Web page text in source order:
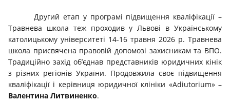
Другий етап у програмі підвищення кваліфікації –
Травнева школа теж проходив у Львові в Українському
католицькому університеті 14-16 травня 2026 р. Травнева
школа присвячена правовій допомозі захисникам та ВПО.
Традиційно захід об’єднав представників юридичних кінік
з різних регіонів України. Продовжила своє підвищення
кваліфікації і керівниця юридичної клініки «Adiutorium» –
Валентина Литвиненко.